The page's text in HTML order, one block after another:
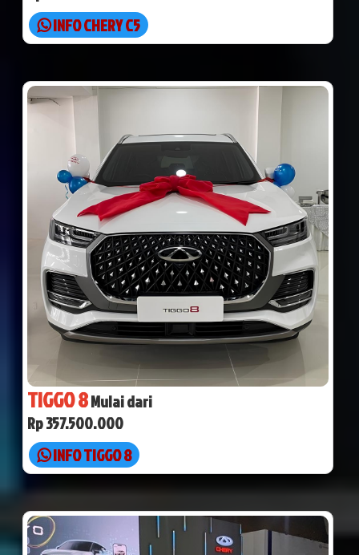
INFO CHERY C5
TIGGO 8Mulai dari
Rp 357.500.000
INFO TIGGO 8